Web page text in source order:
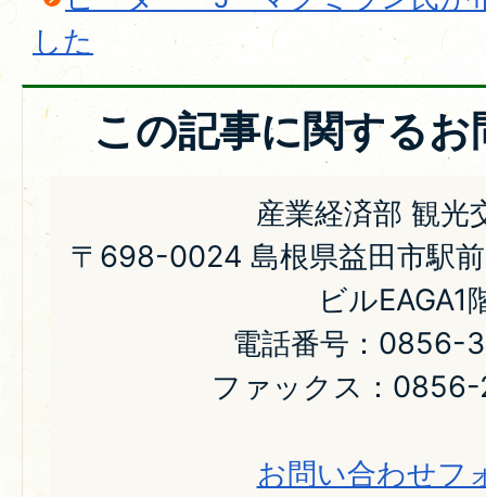
した
この記事に関する
産業経済部 観光
〒698-0024 島根県益田市駅
ビルEAGA1
電話番号：0856-
ファックス：
お問い合わせフ